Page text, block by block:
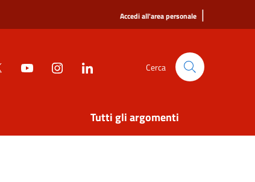
Accedi all'area personale |
Cerca
Tutti gli argomenti